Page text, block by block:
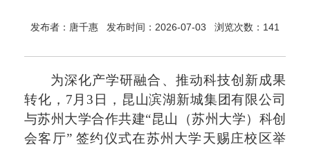
发布者：唐千惠 发布时间：2026-07-03 浏览次数： 141
为深化产学研融合、推动科技创新成果
转化， 7月3日，昆山滨湖新城集团有限公司
与苏州大学合作共建“昆山（苏州大学）科创
会客厅” 签约仪式在苏州大学天赐庄校区举